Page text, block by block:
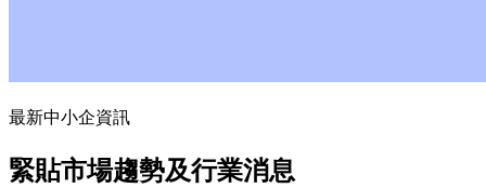
最新中小企資訊
緊貼市場趨勢及行業消息